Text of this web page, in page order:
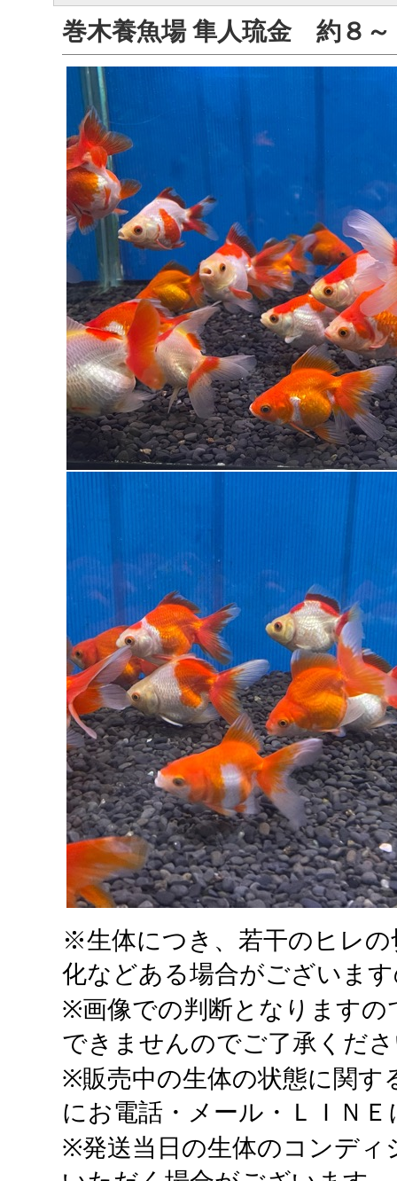
巻木養魚場 隼人琉金 約８～
※生体につき、若干のヒレ
化などある場合がございま
※画像での判断となりますの
できませんのでご了承くだ
※販売中の生体の状態に関す
にお電話・メール・ＬＩＮ
※発送当日の生体のコンディ